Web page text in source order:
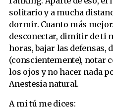
solitario y a mucha
dormir. Cuanto más
desconectar, dimitir de ti
horas, bajar las defensas,
(conscientemente), notar
los ojos y no hacer nada
Anestesia natural.
A mi tú me dices: